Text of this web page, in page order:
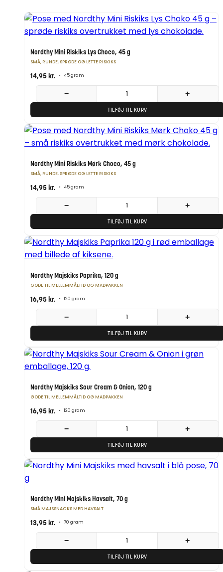
Nordthy Mini Riskiks Lys Choco, 45 g
SMÅ, RUNDE, SPRØDE OG LETTE RISKIKS
14,95kr. • 45 gram
− +
TILFØJ TIL KURV
Nordthy Mini Riskiks Mørk Choco, 45 g
SMÅ, RUNDE, SPRØDE OG LETTE RISKIKS
14,95kr. • 45 gram
− +
TILFØJ TIL KURV
Nordthy Majskiks Paprika, 120 g
GODE TIL MELLEMMÅLTID OG MADPAKKEN
16,95kr. • 120 gram
− +
TILFØJ TIL KURV
Nordthy Majskiks Sour Cream & Onion, 120 g
GODE TIL MELLEMMÅLTID OG MADPAKKEN
16,95kr. • 120 gram
− +
TILFØJ TIL KURV
Nordthy Mini Majskiks Havsalt, 70 g
SMÅ MAJSSNACKS MED HAVSALT
13,95kr. • 70 gram
− +
TILFØJ TIL KURV